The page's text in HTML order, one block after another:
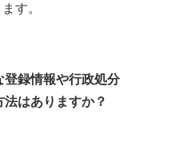
す。
登録情報や行政処分
はありますか？